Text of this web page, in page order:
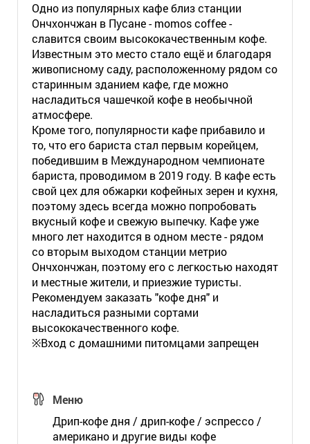
Одно из популярных кафе близ станции
Ончхончжан в Пусане - momos coffee -
славится своим высококачественным кофе.
Известным это место стало ещё и благодаря
живописному саду, расположенному рядом со
старинным зданием кафе, где можно
насладиться чашечкой кофе в необычной
атмосфере.
Кроме того, популярности кафе прибавило и
то, что его бариста стал первым корейцем,
победившим в Международном чемпионате
бариста, проводимом в 2019 году. В кафе есть
свой цех для обжарки кофейных зерен и кухня,
поэтому здесь всегда можно попробовать
вкусный кофе и свежую выпечку. Кафе уже
много лет находится в одном месте - рядом
со вторым выходом станции метрио
Ончхончжан, поэтому его с легкостью находят
и местные жители, и приезжие туристы.
Рекомендуем заказать "кофе дня" и
насладиться разными сортами
высококачественного кофе.
※Вход с домашними питомцами запрещен
Меню
Дрип-кофе дня / дрип-кофе / эспрессо /
американо и другие виды кофе